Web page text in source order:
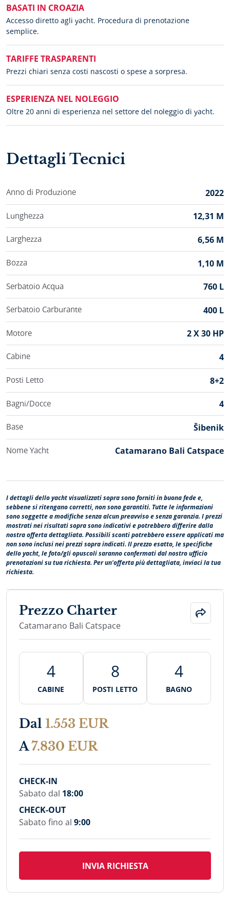
BASATI IN CROAZIA
Accesso diretto agli yacht. Procedura di prenotazione
semplice.
TARIFFE TRASPARENTI
Prezzi chiari senza costi nascosti o spese a sorpresa.
ESPERIENZA NEL NOLEGGIO
Oltre 20 anni di esperienza nel settore del noleggio di yacht.
Dettagli Tecnici
Anno di Produzione 2022
Lunghezza 12,31 M
Larghezza 6,56 M
Bozza 1,10 M
Serbatoio Acqua 760 L
Serbatoio Carburante 400 L
Motore 2 X 30 HP
Cabine 4
Posti Letto 8+2
Bagni/Docce 4
Base Šibenik
Nome Yacht Catamarano Bali Catspace
I dettagli dello yacht visualizzati sopra sono forniti in buona fede e,
sebbene si ritengano corretti, non sono garantiti. Tutte le informazioni
sono soggette a modifiche senza alcun preavviso e senza garanzia. I prezzi
mostrati nei risultati sopra sono indicativi e potrebbero differire dalla
nostra offerta dettagliata. Possibili sconti potrebbero essere applicati ma
non sono inclusi nei prezzi sopra indicati. Il prezzo esatto, le specifiche
dello yacht, le foto/gli opuscoli saranno confermati dal nostro ufficio
prenotazioni su tua richiesta. Per un'offerta più dettagliata, inviaci la tua
richiesta.
Prezzo Charter
Catamarano Bali Catspace
4
CABINE
8
POSTI LETTO
4
BAGNO
Dal 1.553 EUR
A 7.830 EUR
CHECK-IN
Sabato dal 18:00
CHECK-OUT
Sabato fino al 9:00
INVIA RICHIESTA